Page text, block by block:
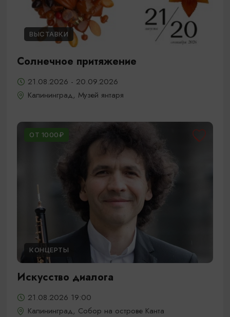
ВЫСТАВКИ
Солнечное притяжение
21.08.2026 - 20.09.2026
Калининград, Музей янтаря
ОТ 1000₽
КОНЦЕРТЫ
Искусство диалога
21.08.2026 19:00
Калининград, Собор на острове Канта